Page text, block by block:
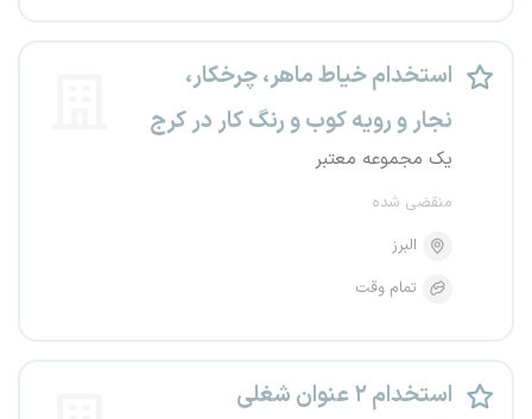
استخدام خیاط ماهر، چرخکار،
نجار و رویه کوب و رنگ کار در کرج
یک مجموعه معتبر
منقضی شده
البرز
تمام وقت
استخدام ۲ عنوان شغلی